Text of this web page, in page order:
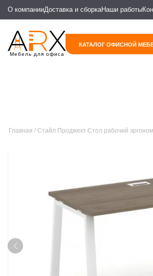
О компанииДоставка и сборкаНаши работы
Мебель для офиса
КАТАЛОГ ОФИСНОЙ
Главная Стайл Проджект Стол рабочий